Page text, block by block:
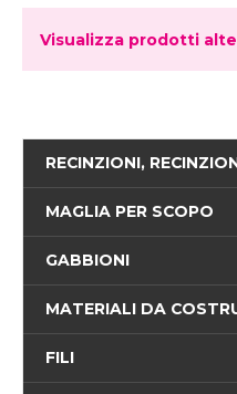
Visualizza prodotti
RECINZIONI,
MAGLIA PER SCOPO
GABBIONI
MATERIALI DA
FILI